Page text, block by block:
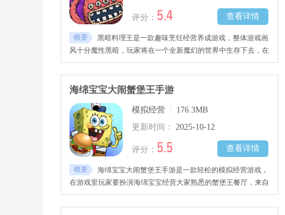
查看详情
评分： 5.4
概要
黑暗料理王是一款趣味烹饪经营养成游戏，整体游戏画
风十分魔性黑暗，玩家将在一个全新魔幻的世界中生存下去，在
广阔的地图世界中进行探险历练，收集更多丰富珍贵的食材、原
材料、调味品、可食用的怪兽等，发挥你的创意烹饪出黑暗料理
进行售卖，赚取更多钱财与完成任务，感兴趣的玩家千万不要错
海绵宝宝大闹蟹堡王手游
模拟经营
176.3MB
更新时间：
2025-10-12
查看详情
评分： 5.5
概要
海绵宝宝大闹蟹堡王手游是一款轻松的模拟经营游戏，
在游戏里玩家要扮演海绵宝宝经营大家熟悉的蟹堡王餐厅，来自
海洋世界的客人们都会光顾你的店面，你的任务就是通过出色的
烹饪技术满足它们的需要，制作各式各样可口的蟹堡，喜欢的朋